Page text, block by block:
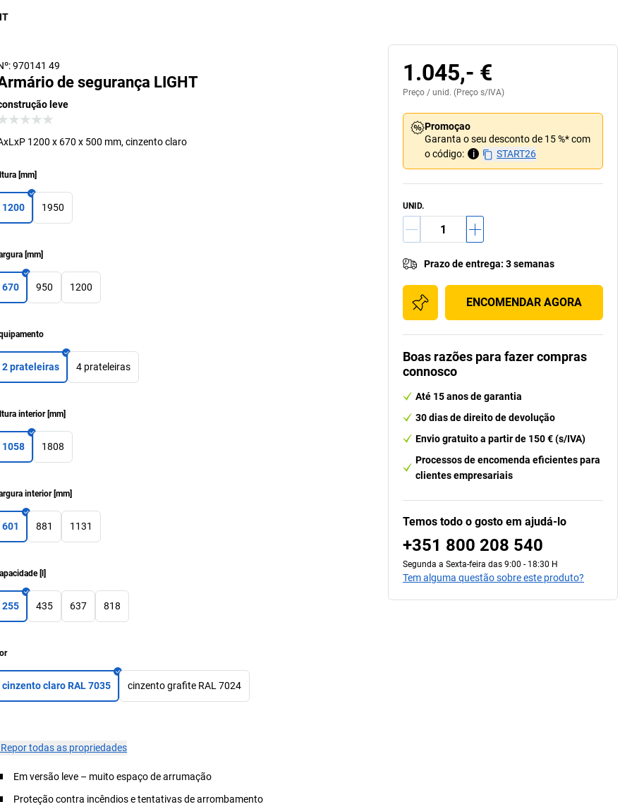
970141 49
de segurança LIGHT
leve
1200 x 670 x 500 mm, cinzento claro
[mm]
1200 1950
[mm]
670 950 1200
2 prateleiras 4 prateleiras
interior[mm]
1058 1808
interior[mm]
601 881 1131
[ l]
255 435 637 818
cinzento claro RAL 7035 cinzento grafite RAL 7024
Repor todas as propriedades
Em versão leve – muito espaço de arrumação
Proteção contra incêndios e tentativas de arrombamento
Standard
1.045,- €
Preço / unid. (Preço s/IVA)
Promoçao
Garanta o seu desconto de 15 %* com
o código:
i START26
UNID.
Prazo de entrega: 3 semanas
ENCOMENDAR AGORA
Boas razões para fazer compras
connosco
Até 15 anos de garantia
30 dias de direito de devolução
Envio gratuito a partir de 150 € (s/IVA)
Processos de encomenda eficientes para
clientes empresariais
Temos todo o gosto em ajudá-lo
+351 800 208 540
Segunda a Sexta-feira das 9:00 - 18:30 H
Tem alguma questão sobre este produto?